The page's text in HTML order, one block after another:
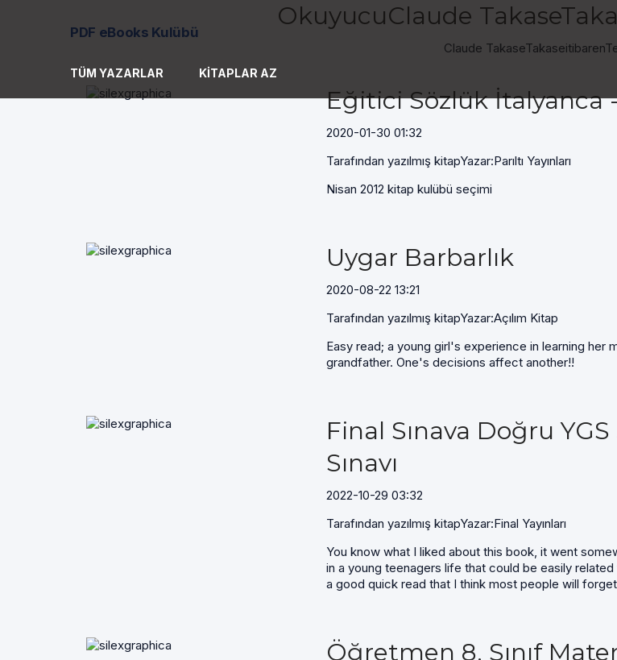
PDF eBooks Kulübü
TÜM YAZARLAR KITAPLAR AZ
OkuyucuClaude
Claude
Eğitici Sözlük İtalyanca
2020-01-30 01:32
Tarafından yazılmış kitapYazar:Parıltı Yayınları
Nisan 2012 kitap kulübü seçimi
Uygar Barbarlık
2020-08-22 13:21
Tarafından yazılmış kitapYazar:Açılım Kitap
Easy read; a young girl's experience in learning
grandfather. One's decisions affect another!!
Final Sınava Doğru
Sınavı
2022-10-29 03:32
Tarafından yazılmış kitapYazar:Final Yayınları
You know what I liked about this book, it went
in a young teenagers life that could be easily
a good quick read that I think most people will
Öğretmen 8. Sınıf